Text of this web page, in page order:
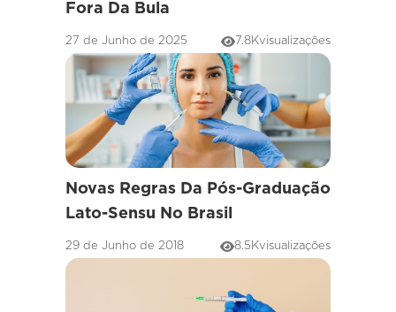
Fora Da Bula
27 de Junho de 2025 7.8Kvisualizações
Novas Regras Da Pós-Graduação
Lato-Sensu No Brasil
29 de Junho de 2018 8.5Kvisualizações